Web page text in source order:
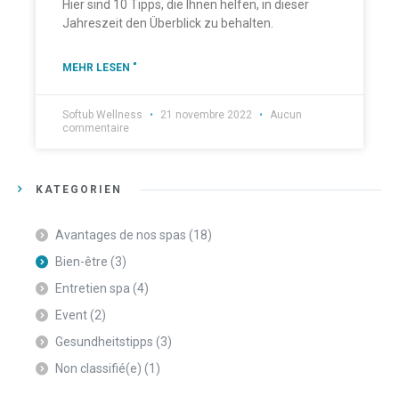
Hier sind 10 Tipps, die Ihnen helfen, in dieser
Jahreszeit den Überblick zu behalten.
MEHR LESEN "
Softub Wellness 21 novembre 2022
Aucun
commentaire
KATEGORIEN
Avantages de nos spas (18)
Bien-être (3)
Entretien spa (4)
Event(2)
Gesundheitstipps (3)
Non classifié(e) (1)